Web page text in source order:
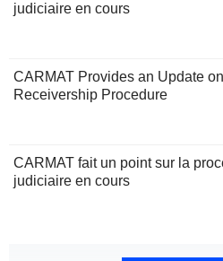
judiciaire en cours
CARMAT Provides an Update
Receivership Procedure
CARMAT fait un point sur la
judiciaire en cours